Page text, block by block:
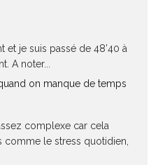
et je suis passé de 48’40 à
A noter...
on manque de temps
complexe car cela
le stress quotidien,